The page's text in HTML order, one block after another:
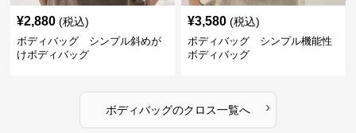
¥2,880 (税込)
ボディバッグ シンプル斜めが
けボディバッグ
¥3,580 (税込)
ボディバッグ シンプル機能性
ボディバッグ
ボディバッグのクロス一覧へ ›